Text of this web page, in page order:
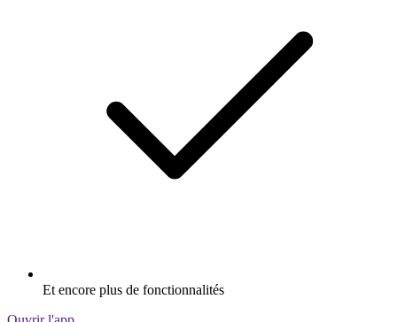
Et encore plus de fonctionnalités